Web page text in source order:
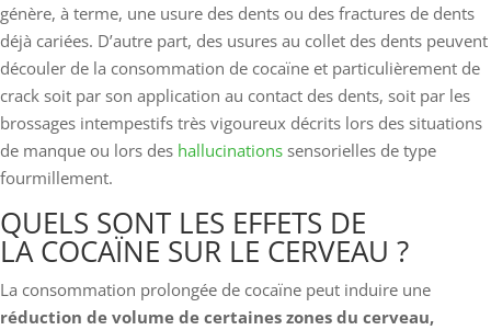
génère, à terme, une usure des dents ou des fractures de dents
déjà cariées. D’autre part, des usures au collet des dents peuvent
découler de la consommation de cocaïne et particulièrement de
crack soit par son application au contact des dents, soit par les
brossages intempestifs très vigoureux décrits lors des situations
de manque ou lors des hallucinations sensorielles de type
fourmillement.
QUELS SONT LES EFFETS DE
LA COCAÏNE SUR LE CERVEAU ?
La consommation prolongée de cocaïne peut induire une
réduction de volume de certaines zones du cerveau,